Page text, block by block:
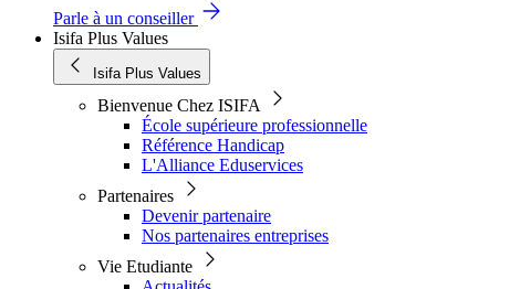
Parle à un conseiller
Isifa Plus Values
Isifa Plus Values
Bienvenue Chez ISIFA
École supérieure professionnelle
Référence Handicap
L'Alliance Eduservices
Partenaires
Devenir partenaire
Nos partenaires entreprises
Vie Etudiante